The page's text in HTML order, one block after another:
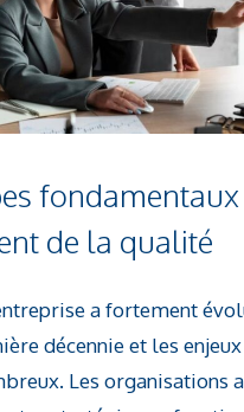
de la qualité
a fortement
décennie et les
Les organisations